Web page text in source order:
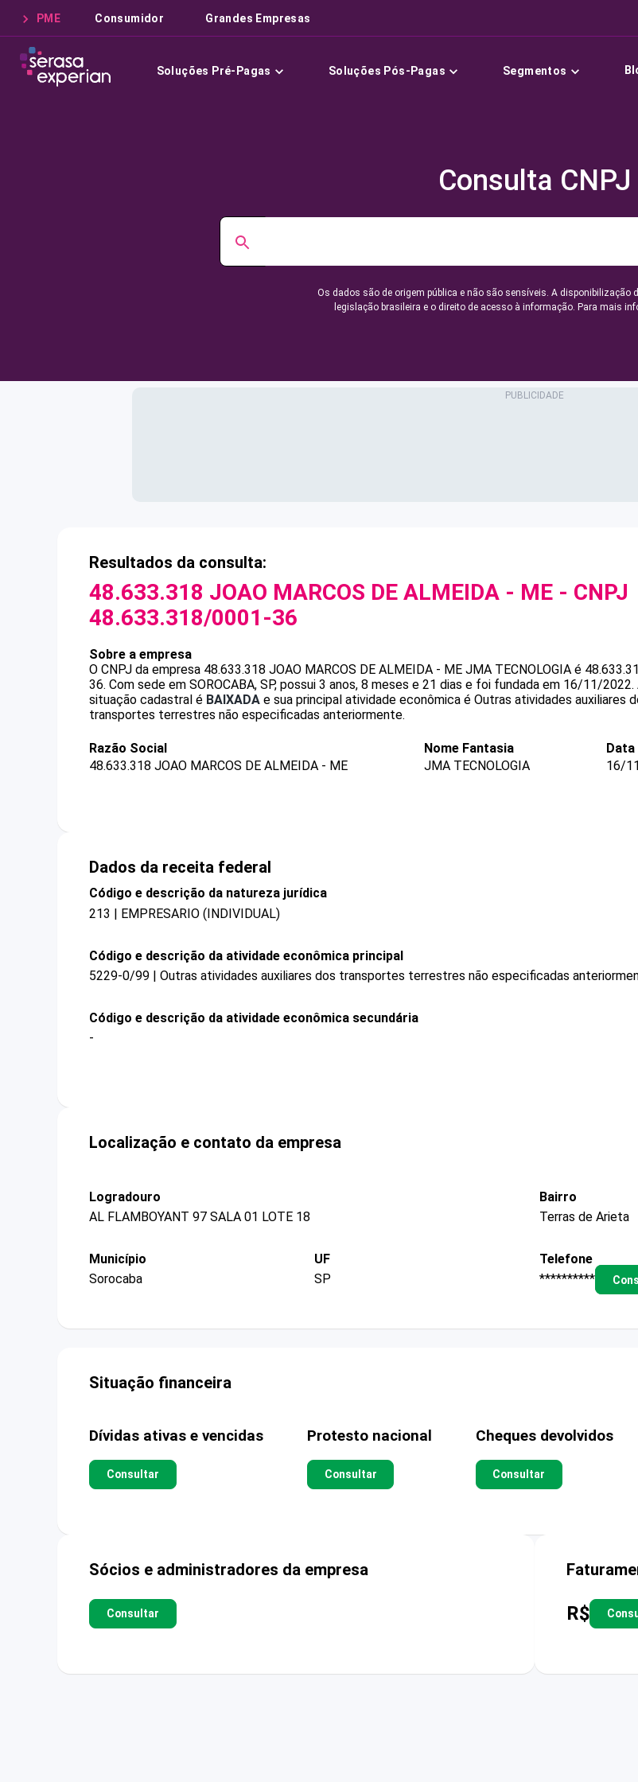
PME Consumidor Grandes Empresas
Soluções Pré-Pagas Soluções Pós-Pagas Segmentos
Consulta CNPJ
Os dados são de origem pública e não são sensíveis. A disponibilização
legislação brasileira e o direito de acesso à informação. Para mais
Resultados da consulta:
48.633.318 JOAO MARCOS DE ALMEIDA - ME - CNPJ
48.633.318/0001-36
Sobre a empresa
O CNPJ da empresa 48.633.318 JOAO MARCOS DE ALMEIDA - ME JMA TECNOLOGIA é
36. Com sede em SOROCABA, SP, possui 3 anos, 8 meses e 21 dias e foi fundada em 16/11/2022.
situação cadastral é BAIXADA e sua principal atividade econômica é Outras atividades auxiliares
transportes terrestres não especificadas anteriormente.
Razão Social
48.633.318 JOAO MARCOS DE ALMEIDA - ME
Nome Fantasia
JMA TECNOLOGIA
Data
16/
Dados da receita federal
Código e descrição da natureza jurídica
213 | EMPRESARIO (INDIVIDUAL)
Código e descrição da atividade econômica principal
5229-0/99 | Outras atividades auxiliares dos transportes terrestres não especificadas
Código e descrição da atividade econômica secundária
-
Localização e contato da empresa
Logradouro
AL FLAMBOYANT 97 SALA 01 LOTE 18
Bairro
Terras de Arieta
Município
Sorocaba
UF
SP
Telefone
**********
Situação financeira
Dívidas ativas e vencidas
Consultar
Protesto nacional
Consultar
Cheques devolvidos
Consultar
Sócios e administradores da empresa
Consultar R$